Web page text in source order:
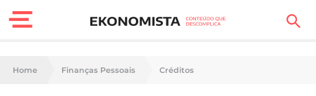
Finanças Pessoais
Home Finanças Pessoais Créditos